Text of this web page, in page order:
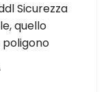
Sicurezza
quello